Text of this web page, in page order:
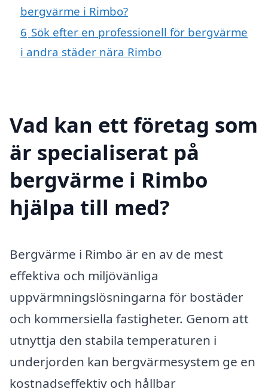
bergvärme i Rimbo?
6 Sök efter en professionell för bergvärme
i andra städer nära Rimbo
Vad kan ett företag som
är specialiserat på
bergvärme i Rimbo
hjälpa till med?
Bergvärme i Rimbo är en av de mest
effektiva och miljövänliga
uppvärmningslösningarna för bostäder
och kommersiella fastigheter. Genom att
utnyttja den stabila temperaturen i
underjorden kan bergvärmesystem ge en
kostnadseffektiv och hållbar